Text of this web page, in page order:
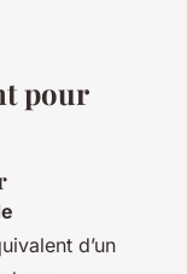
pour
d’un